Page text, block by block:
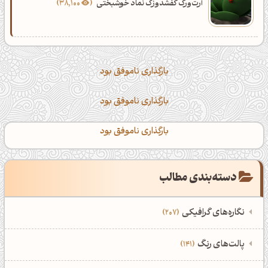
آرت‌ورک کفشدوزک نماد خوشبختی
بارگذاری ناموفق بود
بارگذاری ناموفق بود
بارگذاری ناموفق بود
دسته‌بندی مطالب
نگاره‌های گرافیکی 207
‌همه دسته‌بندی‌های نگاره‌های گرافیکی
‌پالت‌های رنگ 141